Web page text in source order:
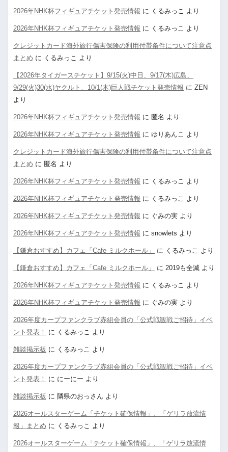
2026年NHK杯フィギュアチケット発売情報 に くるみっこ より
2026年NHK杯フィギュアチケット発売情報 に くるみっこ より
クレジットカード海外旅行傷害保険の利用付帯条件について注意点
まとめ に くるみっこ より
【2026年タイガースチケット】9/15(火)中日、9/17(木)広島、
9/29(火)30(水)ヤクルト、10/1(木)巨人戦チケット発売情報 に ZEN
より
2026年NHK杯フィギュアチケット発売情報 に 匿名 より
2026年NHK杯フィギュアチケット発売情報 に ゆりあんこ より
クレジットカード海外旅行傷害保険の利用付帯条件について注意点
まとめ に 匿名 より
2026年NHK杯フィギュアチケット発売情報 に くるみっこ より
2026年NHK杯フィギュアチケット発売情報 に くるみっこ より
2026年NHK杯フィギュアチケット発売情報 に ぐみの実 より
2026年NHK杯フィギュアチケット発売情報 に snowlets より
【鎌倉おすすめ】カフェ「Cafe ミルクホール」 に くるみっこ より
【鎌倉おすすめ】カフェ「Cafe ミルクホール」 に 2019も全滅 より
2026年NHK杯フィギュアチケット発売情報 に くるみっこ より
2026年NHK杯フィギュアチケット発売情報 に ぐみの実 より
2026年度カープファンクラブ赤組会員の「公式戦観戦ご招待」イベ
ント発表！
に くるみっこ より
雑談掲示板 に くるみっこ より
2026年度カープファンクラブ赤組会員の「公式戦観戦ご招待」イベ
ント発表！
に にーにー より
雑談掲示板 に 隣県のおっさん より
2026オールスターゲーム「チケット確保情報」、「ゲリラ放流情
報」まとめ に くるみっこ より
2026オールスターゲーム「チケット確保情報」、「ゲリラ放流情